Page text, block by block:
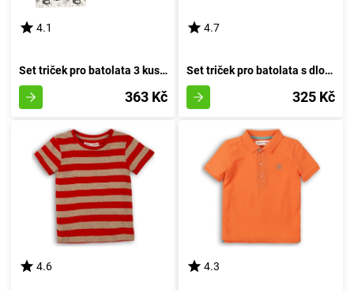
4.1
Set triček pro batolata 3 kusy, Minoti, Objetí 8, chlapec - 74/80 | 9-12 měsíců
363 Kč
4.7
Set triček pro batolata s dlouhými rukávy 3ks, Minoti, Ship 8, chlapec - 74/80 | 9-12m
325 Kč
4.6 4.3